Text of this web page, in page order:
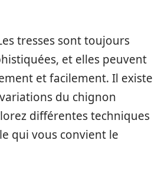
tresses sont toujours
et elles peuvent
et facilement. Il existe
du chignon
différentes techniques
qui vous convient le